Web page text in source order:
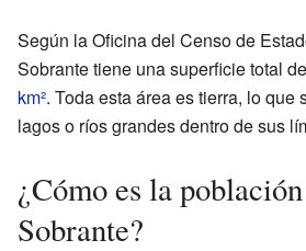
Según la Oficina del Censo de
Sobrante tiene una superficie total
km². Toda esta área es tierra, lo que
lagos o ríos grandes dentro de sus
¿Cómo es la
Sobrante?